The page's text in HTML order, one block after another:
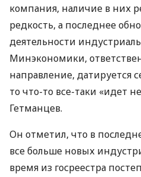
компания, наличие в них
редкость, а последнее
деятельности
Минэкономики,
направление, датируется
то что-то все-таки «идет
Гетманцев.
Он отметил, что в
все больше новых
время из госреестра